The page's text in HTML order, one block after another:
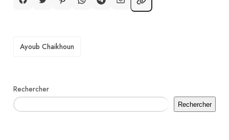
TAGS
Ayoub Chaikhoun
Rechercher
Rechercher